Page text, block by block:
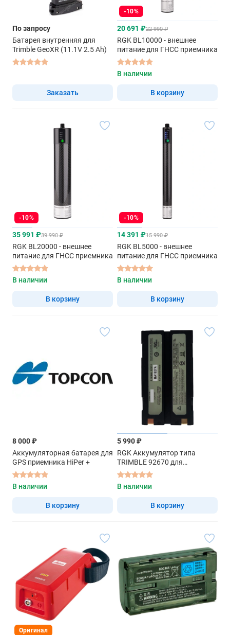
По запросу
Батарея внутренняя для
Trimble GeoXR (11.1V 2.5 Ah)
Заказать
-10%
20 691 ₽22 990 ₽
RGK BL10000 - внешнее
питание для ГНСС приемника
В наличии
В корзину
-10%
35 991 ₽39 990 ₽
RGK BL20000 - внешнее
питание для ГНСС приемника
В наличии
В корзину
-10%
14 391 ₽15 990 ₽
RGK BL5000 - внешнее
питание для ГНСС приемника
В наличии
В корзину
8 000 ₽
Аккумуляторная батарея для
GPS приемника HiPer +
В наличии
В корзину
5 990 ₽
RGK Аккумулятор типа
TRIMBLE 92670 для
GNSS/DiNi, аналог
В наличии
В корзину
Оригинал